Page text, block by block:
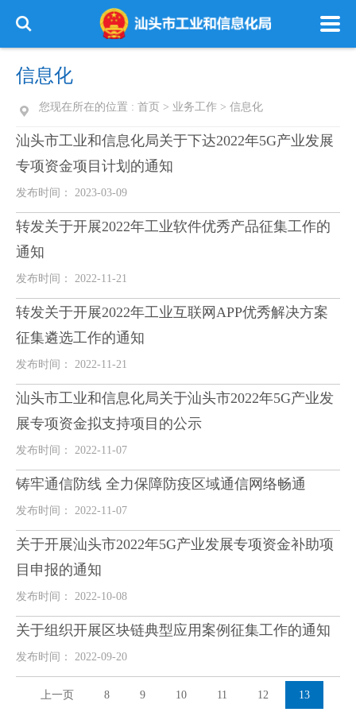
信息化
您现在所在的位置 : 首页 > 业务工作 > 信息化
汕头市工业和信息化局关于下达2022年5G产业发展
专项资金项目计划的通知
发布时间： 2023-03-09
转发关于开展2022年工业软件优秀产品征集工作的
通知
发布时间： 2022-11-21
转发关于开展2022年工业互联网APP优秀解决方案
征集遴选工作的通知
发布时间： 2022-11-21
汕头市工业和信息化局关于汕头市2022年5G产业发
展专项资金拟支持项目的公示
发布时间： 2022-11-07
铸牢通信防线 全力保障防疫区域通信网络畅通
发布时间： 2022-11-07
关于开展汕头市2022年5G产业发展专项资金补助项
目申报的通知
发布时间： 2022-10-08
关于组织开展区块链典型应用案例征集工作的通知
发布时间： 2022-09-20
上一页 8 9 10 11 12 13